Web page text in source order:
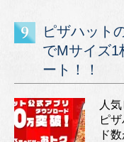
ピザハット
でMサイズ1
ート！！
人
ピ
ド